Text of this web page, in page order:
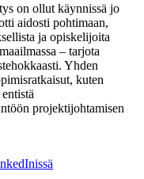
on ollut käynnissä jo
aidosti pohtimaan,
ja opiskelijoita
– tarjota
Yhden
kuten
projektijohtamisen